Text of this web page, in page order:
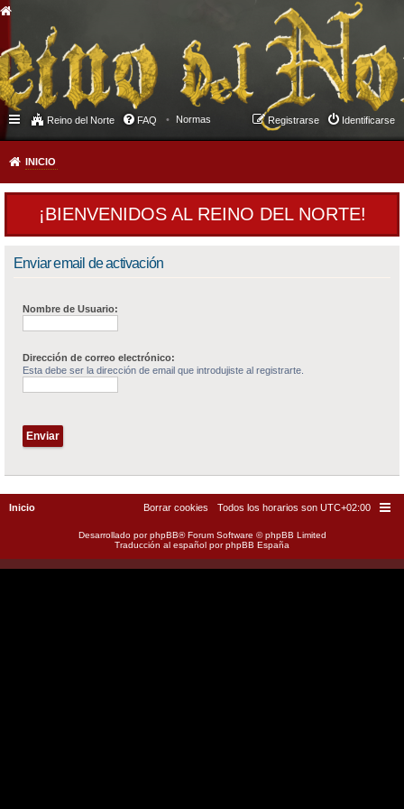
Reino del Norte FAQ Normas Identificarse
Registrarse
INICIO
¡BIENVENIDOS AL REINO DEL NORTE!
Enviar email de activación
Nombre de Usuario:
Dirección de correo electrónico:
Esta debe ser la dirección de email que introdujiste al registrarte.
Inicio Todos los horarios son UTC+02:00
Borrar cookies
Desarrollado porphpBB® Forum Software © phpBB Limited
Traducción al español porphpBB España